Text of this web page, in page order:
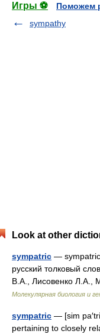
Игры ⚽
Поможем
sympathy
Look at other
sympatric —
русский толковый
В.А., Лисовенко Л.А.,
Молекулярная биология и
sympatric — [sim
pertaining to closely